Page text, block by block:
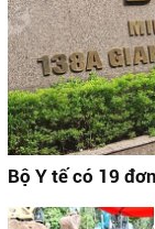
Bộ Y tế có 19